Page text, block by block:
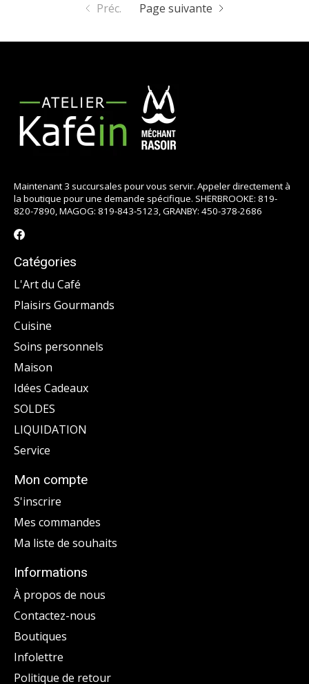
Préc. Page suivante
Maintenant 3 succursales pour vous servir. Appeler directement à
la boutique pour une demande spécifique. SHERBROOKE: 819-
820-7890, MAGOG: 819-843-5123, GRANBY: 450-378-2686
Catégories
L'Art du Café
Plaisirs Gourmands
Cuisine
Soins personnels
Maison
Idées Cadeaux
SOLDES
LIQUIDATION
Service
Mon compte
S'inscrire
Mes commandes
Ma liste de souhaits
Informations
À propos de nous
Contactez-nous
Boutiques
Infolettre
Politique de retour